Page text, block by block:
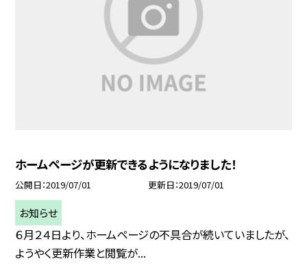
ホームページが更新できるようになりました！
公開日 2019/07/01 更新日 2019/07/01
お知らせ
６月２４日より、ホームページの不具合が続いていましたが、
ようやく更新作業と閲覧が...